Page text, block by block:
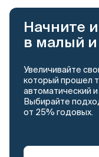
Начните
в малый и
Увеличивайте
который прошел
автоматический
Выбирайте
от 25% годовых.